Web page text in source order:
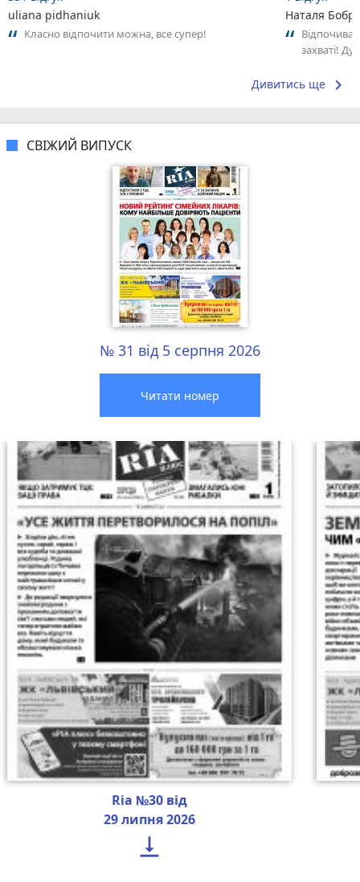
uliana pidhaniuk
Класно відпочити можна, все супер!
Наталя
захваті!
Дивитись ще keyboard_arrow_right
СВІЖИЙ ВИПУСК
№ 31 від 5 серпня 2026
Читати номер
Ria №30 від
29 липня 2026
